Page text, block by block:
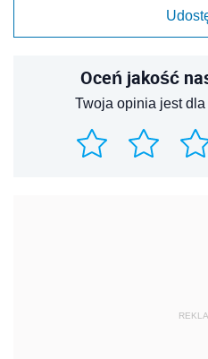
Oceń jakość
Twoja opinia jest